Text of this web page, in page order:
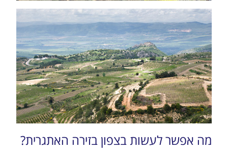
מה אפשר לעשות בצפון בזירה האתגרית?